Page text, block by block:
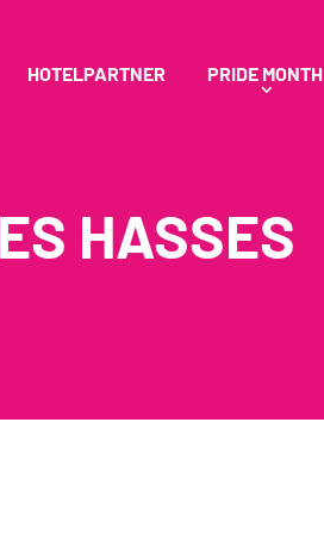
HOTELPARTNER PRIDE MONTH
HASSES